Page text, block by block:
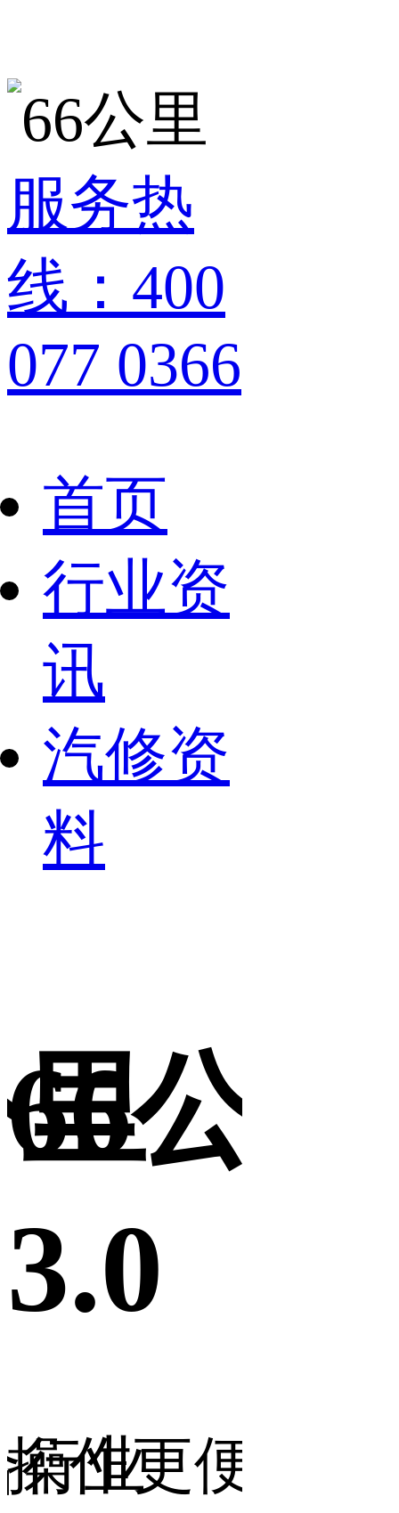
服务热
线：400
077 0366
首页
行业资
讯
汽修资
料
行业
66公里
3.0
操作更便捷，